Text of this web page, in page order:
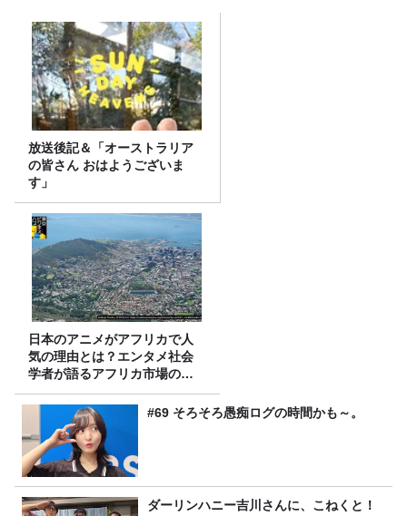
放送後記＆「オーストラリア
の皆さん おはようございま
す」
日本のアニメがアフリカで人
気の理由とは？エンタメ社会
学者が語るアフリカ市場のリ
アル
#69 そろそろ愚痴ログの時間かも～。
ダーリンハニー吉川さんに、こねくと！